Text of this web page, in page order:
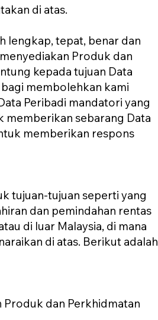
di atas.
lengkap, tepat, benar dan
Produk dan
kepada tujuan Data
membolehkan kami
Peribadi mandatori yang
memberikan sebarang Data
memberikan respons
tujuan-tujuan seperti yang
dan pemindahan rentas
di luar Malaysia, di mana
di atas. Berikut adalah
Produk dan Perkhidmatan